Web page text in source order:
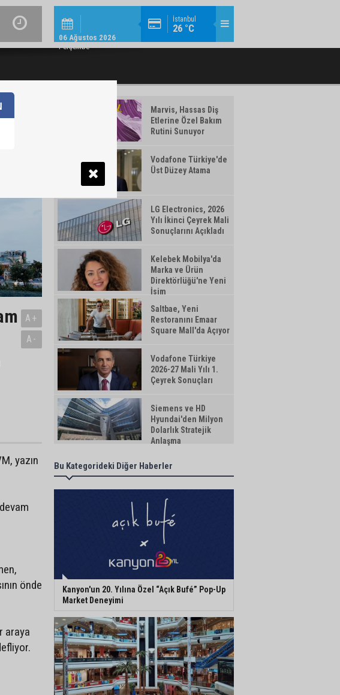
İstanbul
26 °C
06 Ağustos 2026
Perşembe
MODA / TREND / 14:18
IŞILTISINI TAMAMLAYAN MAKYAJ ÜRÜNLERI WATSONS
TÜRK TELEKOM’DAN YILIN İLK
A+
A-
yazın
önde
araya
Marvis, Hassas Diş
Etlerine Özel Bakım
Rutini Sunuyor
Vodafone Türkiye'de
Üst Düzey Atama
LG Electronics, 2026
Yılı İkinci Çeyrek Mali
Sonuçlarını Açıkladı
Kelebek Mobilya'da
Marka ve Ürün
Direktörlüğü'ne Yeni
İsim
Saltbae, Yeni
Restoranını Emaar
Square Mall'da Açıyor
Vodafone Türkiye
2026-27 Mali Yılı 1.
Çeyrek Sonuçları
Siemens ve HD
Hyundai'den Milyon
Dolarlık Stratejik
Anlaşma
Bu Kategorideki Diğer Haberler
Kanyon'un 20. Yılına Özel “Açık Bufé” Pop-Up
Market Deneyimi